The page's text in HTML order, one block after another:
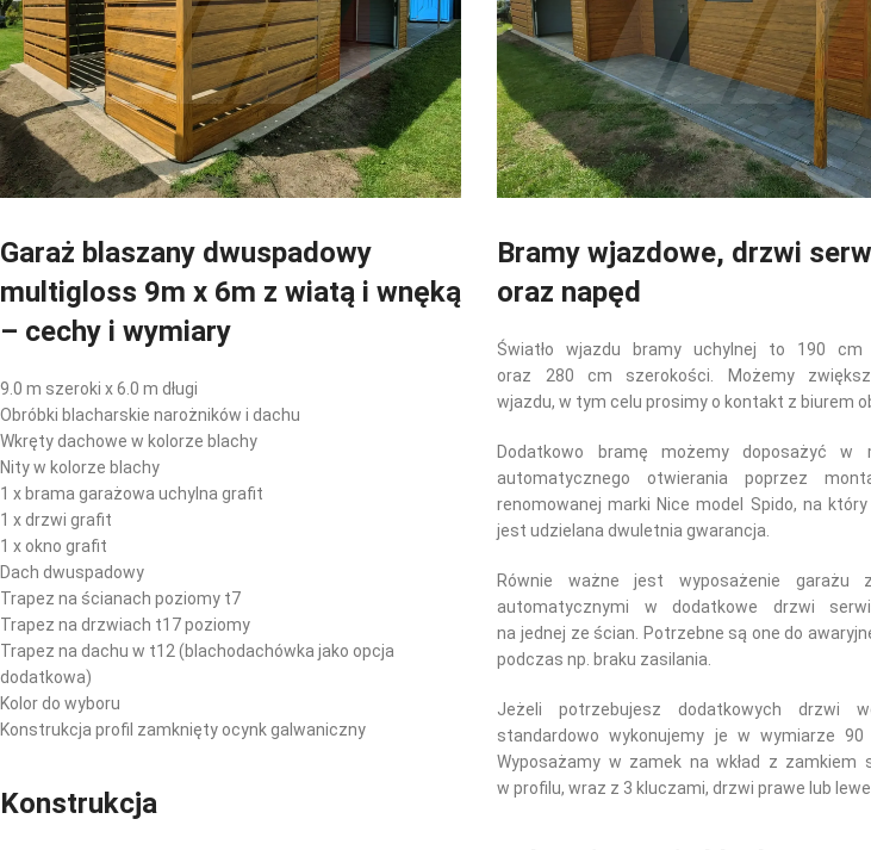
Garaż blaszany dwuspadowy
multigloss 9m x 6m z wiatą i wnęką
– cechy i wymiary
9.0 m szeroki x 6.0 m długi
Obróbki blacharskie narożników i dachu
Wkręty dachowe w kolorze blachy
Nity w kolorze blachy
1 x brama garażowa uchylna grafit
1 x drzwi grafit
1 x okno grafit
Dach dwuspadowy
Trapez na ścianach poziomy t7
Trapez na drzwiach t17 poziomy
Trapez na dachu w t12 (blachodachówka jako opcja
dodatkowa)
Kolor do wyboru
Konstrukcja profil zamknięty ocynk galwaniczny
Konstrukcja
Bramy wjazdowe, drzwi
oraz napęd
Światło wjazdu bramy uchylnej to 190 cm
oraz 280 cm szerokości. Możemy
wjazdu, w tym celu prosimy o kontakt z biurem
Dodatkowo bramę możemy doposażyć w
automatycznego otwierania poprzez
renomowanej marki Nice model Spido, na
jest udzielana dwuletnia gwarancja.
Równie ważne jest wyposażenie garażu
automatycznymi w dodatkowe drzwi
na jednej ze ścian. Potrzebne są one do
podczas np. braku zasilania.
Jeżeli potrzebujesz dodatkowych drzwi
standardowo wykonujemy je w wymiarze
Wyposażamy w zamek na wkład z zamkiem
w profilu, wraz z 3 kluczami, drzwi prawe lub lewe.